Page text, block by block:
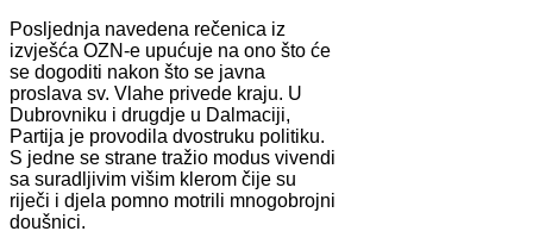
Posljednja navedena rečenica iz
izvješća OZN-e upućuje na ono što će
se dogoditi nakon što se javna
proslava sv. Vlahe privede kraju. U
Dubrovniku i drugdje u Dalmaciji,
Partija je provodila dvostruku politiku.
S jedne se strane tražio modus vivendi
sa suradljivim višim klerom čije su
riječi i djela pomno motrili mnogobrojni
doušnici.